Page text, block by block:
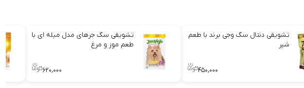
تشویقی دنتال سگ وجی برند با طعم
شیر
۴۵۰,۰۰۰
تشویقی سگ جرهای مدل میله ای با
طعم موز و مرغ
۶۲۰,۰۰۰